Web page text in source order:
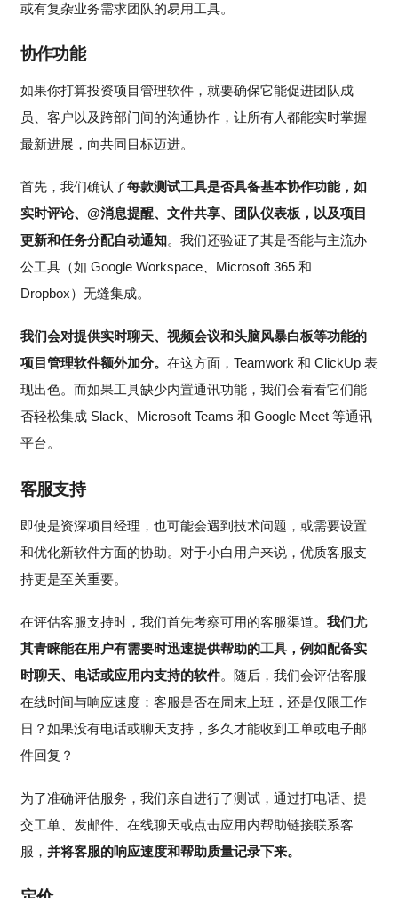
或有复杂业务需求团队的易用工具。
协作功能
如果你打算投资项目管理软件，就要确保它能促进团队成
员、客户以及跨部门间的沟通协作，让所有人都能实时掌握
最新进展，向共同目标迈进。
首先，我们确认了每款测试工具是否具备基本协作功能，如
实时评论、@消息提醒、文件共享、团队仪表板，以及项目
更新和任务分配自动通知。我们还验证了其是否能与主流办
公工具（如 Google Workspace、Microsoft 365 和
Dropbox）无缝集成。
我们会对提供实时聊天、视频会议和头脑风暴白板等功能的
项目管理软件额外加分。 在这方面，Teamwork 和 ClickUp 表
现出色。而如果工具缺少内置通讯功能，我们会看看它们能
否轻松集成 Slack、Microsoft Teams 和 Google Meet 等通讯
平台。
客服支持
即使是资深项目经理，也可能会遇到技术问题，或需要设置
和优化新软件方面的协助。对于小白用户来说，优质客服支
持更是至关重要。
在评估客服支持时，我们首先考察可用的客服渠道。 我们尤
其青睐能在用户有需要时迅速提供帮助的工具，例如配备实
时聊天、电话或应用内支持的软件。随后，我们会评估客服
在线时间与响应速度：客服是否在周末上班，还是仅限工作
日？如果没有电话或聊天支持，多久才能收到工单或电子邮
件回复？
为了准确评估服务，我们亲自进行了测试，通过打电话、提
交工单、发邮件、在线聊天或点击应用内帮助链接联系客
服， 并将客服的响应速度和帮助质量记录下来。